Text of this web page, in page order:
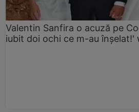
Valentin Sanfira o acuză pe
iubit doi ochi ce m-au înșelat!'